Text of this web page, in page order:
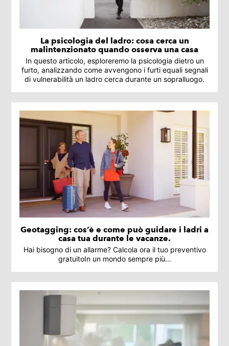
La psicologia del ladro: cosa cerca un
malintenzionato quando osserva una casa
In questo articolo, esploreremo la psicologia dietro un
furto, analizzando come avvengono i furti equali segnali
di vulnerabilità un ladro cerca durante un sopralluogo.
Geotagging: cos’è e come può guidare i ladri a
casa tua durante le vacanze.
Hai bisogno di un allarme? Calcola ora il tuo preventivo
gratuitoIn un mondo sempre più…